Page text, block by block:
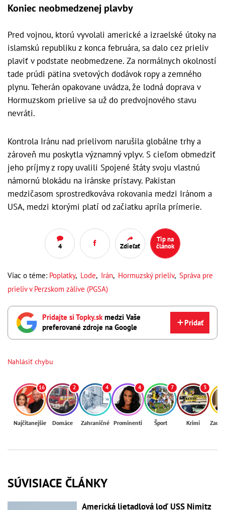
Koniec neobmedzenej plavby
Pred vojnou, ktorú vyvolali americké a izraelské útoky na
islamskú republiku z konca februára, sa dalo cez prieliv
plaviť v podstate neobmedzene. Za normálnych okolností
tade prúdi pätina svetových dodávok ropy a zemného
plynu. Teherán opakovane uvádza, že lodná doprava v
Hormuzskom prielive sa už do predvojnového stavu
nevráti.
Kontrola Iránu nad prielivom narušila globálne trhy a
zároveň mu poskytla významný vplyv. S cieľom obmedziť
jeho príjmy z ropy uvalili Spojené štáty svoju vlastnú
námornú blokádu na iránske prístavy. Pakistan
medzičasom sprostredkováva rokovania medzi Iránom a
USA, medzi ktorými platí od začiatku apríla prímerie.
4 Zdieľať
Tip na
článok
Viac o téme: Poplatky, Lode, Irán, Hormuzský prieliv, Správa pre
prieliv v Perzskom zálive (PGSA)
Pridajte si Topky.skmedzi Vaše
preferované zdroje na Google
Pridať
Nahlásiť chybu
16
Najčítanejšie
2
Domáce
4
Zahraničné
4
Prominenti
7
Šport
3
Krimi
SÚVISIACE ČLÁNKY
Americká lietadlová loď USS Nimitz